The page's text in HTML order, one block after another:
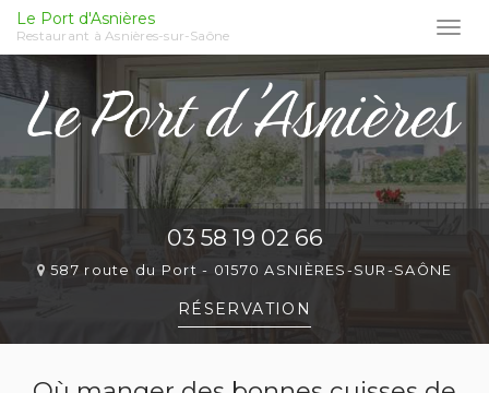
Aller
au
contenu
principal
Le Port d'Asnières
Restaurant à Asnières-sur-Saône
03 58 19 02 66
587 route du Port - 01570 ASNIÈRES-SUR-SAÔNE
RÉSERVATION